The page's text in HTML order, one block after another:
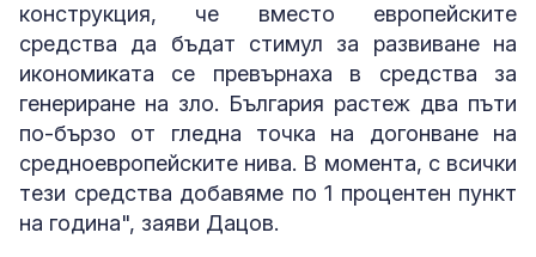
конструкция, че вместо европейските
средства да бъдат стимул за развиване на
икономиката се превърнаха в средства за
генериране на зло. България растеж два пъти
по-бързо от гледна точка на догонване на
средноевропейските нива. В момента, с всички
тези средства добавяме по 1 процентен пункт
на година", заяви Дацов.